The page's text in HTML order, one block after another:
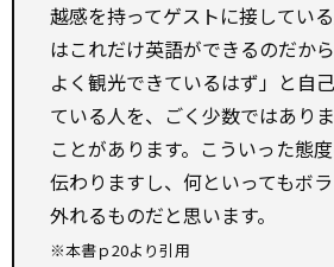
越感を持ってゲストに接してい
はこれだけ英語ができるのだか
よく観光できているはず」と自
ている人を、ごく少数ではあり
ことがあります。こういった態
伝わりますし、何といってもボ
外れるものだと思います。
※本書ｐ20より引用